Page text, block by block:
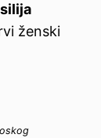
ženski